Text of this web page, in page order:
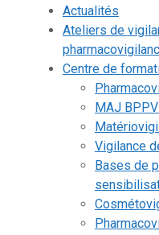
Actualités
Ateliers de
Centre de
MAJ
Vigilance
Bases de